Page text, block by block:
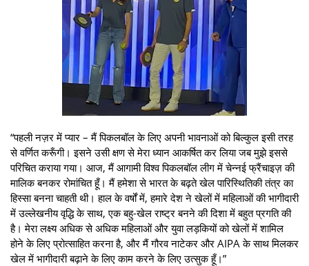
“पहली नज़र में प्यार – मैं पिकलबॉल के लिए अपनी भावनाओं को बिल्कुल इसी तरह
से वर्णित करूँगी। इसने उसी क्षण से मेरा ध्यान आकर्षित कर लिया जब मुझे इससे
परिचित कराया गया। आज, मैं आगामी विश्व पिकलबॉल लीग में चेन्नई फ्रैंचाइज़ की
मालिक बनकर रोमांचित हूँ। मैं हमेशा से भारत के बढ़ते खेल पारिस्थितिकी तंत्र का
हिस्सा बनना चाहती थी। हाल के वर्षों में, हमारे देश ने खेलों में महिलाओं की भागीदारी
में उल्लेखनीय वृद्धि के साथ, एक बहु-खेल राष्ट्र बनने की दिशा में बहुत प्रगति की
है। मेरा लक्ष्य अधिक से अधिक महिलाओं और युवा लड़कियों को खेलों में शामिल
होने के लिए प्रोत्साहित करना है, और मैं गौरव नाटेकर और AIPA के साथ मिलकर
खेल में भागीदारी बढ़ाने के लिए काम करने के लिए उत्सुक हूँ।”